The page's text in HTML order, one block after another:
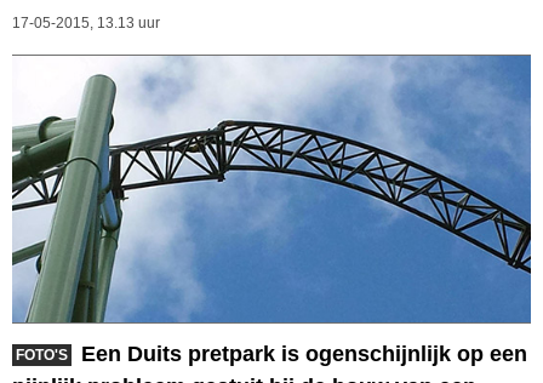
17-05-2015, 13.13 uur
FOTO'S
Een Duits pretpark is ogenschijnlijk op een